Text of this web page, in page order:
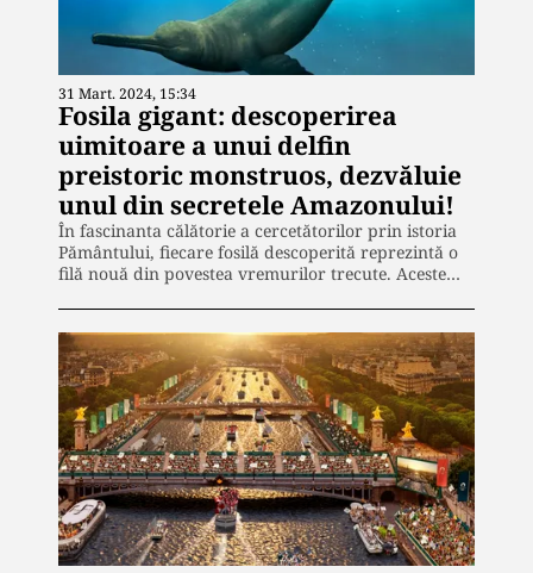
31 Mart. 2024, 15:34
Fosila gigant: descoperirea
uimitoare a unui delfin
preistoric monstruos, dezvăluie
unul din secretele Amazonului!
În fascinanta călătorie a cercetătorilor prin istoria
Pământului, fiecare fosilă descoperită reprezintă o
filă nouă din povestea vremurilor trecute. Aceste…